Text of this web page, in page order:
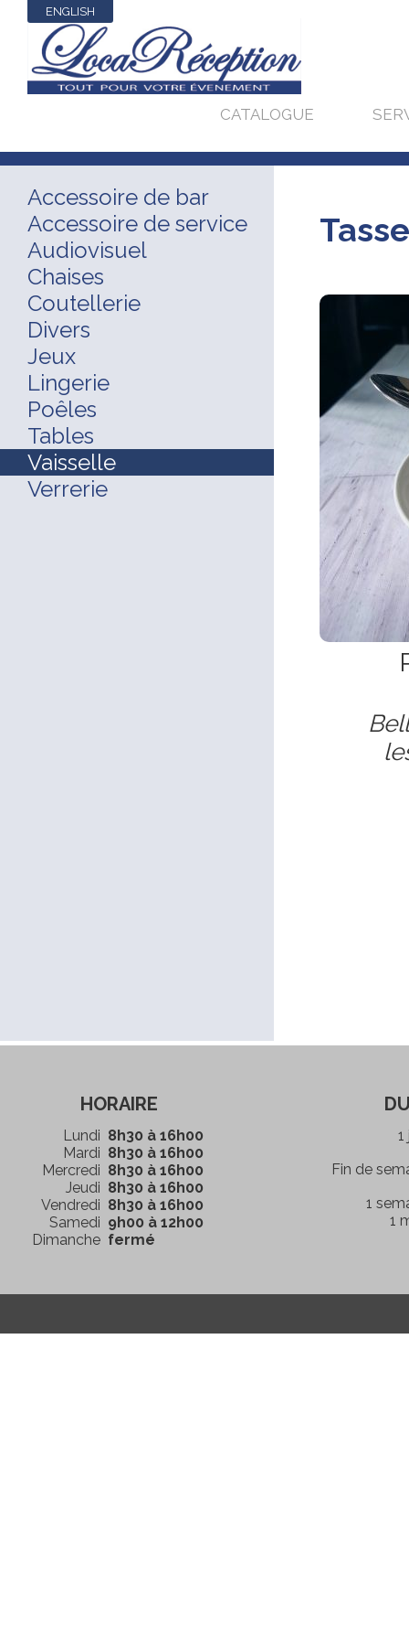
ENGLISH
CATALOGUE
Accessoire de bar
Accessoire de service
Audiovisuel
Chaises
Coutellerie
Divers
Jeux
Lingerie
Poêles
Tables
Vaisselle
Verrerie
HORAIRE
Lundi
Mardi
Mercredi
Jeudi
Vendredi
Samedi
Dimanche
8h30 à 16h00
8h30 à 16h00
8h30 à 16h00
8h30 à 16h00
8h30 à 16h00
9h00 à 12h00
fermé
1
Fin de
1
1